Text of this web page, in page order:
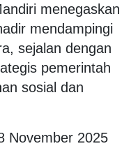
menegaskan
mendampingi
sejalan dengan
pemerintah
sosial dan
November 2025